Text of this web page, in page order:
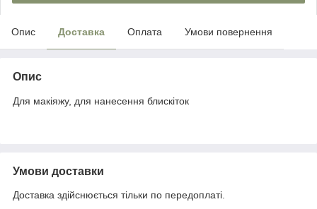
Опис Доставка Оплата Умови повернення
Опис
Для макіяжу, для нанесення блискіток
Умови доставки
Доставка здійснюється тільки по передоплаті.